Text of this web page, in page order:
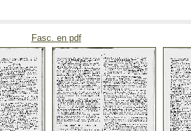
Fasc. en pdf